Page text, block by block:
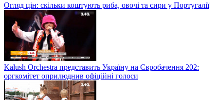
Огляд цін: скільки коштують риба, овочі та сири у Португалії
Kalush Orchestra представить Україну на Євробачення 202:
оргкомітет оприлюднив офіційні голоси